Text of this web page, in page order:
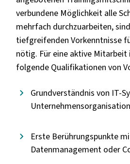
verbundene Möglichkeit alle
mehrfach durchzuarbeiten,
tiefgreifenden Vorkenntnisse
nötig. Für eine aktive Mitarbeit
folgende Qualifikationen von
Grundverständnis von IT-
Unternehmensorganisation
Erste Berührungspunkte
Datenmanagement oder